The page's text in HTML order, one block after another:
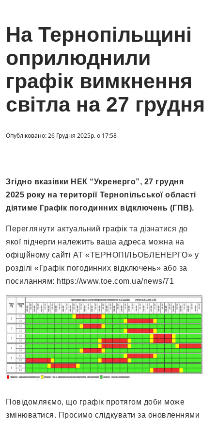
На Тернопільщині
оприлюднили
графік вимкнення
світла на 27 грудня
Опубліковано: 26 Грудня 2025р. о 17:58
Згідно вказівки НЕК “Укренерго”, 27 грудня
2025 року на території Тернопільської області
діятиме Графік погодинних відключень (ГПВ).
Переглянути актуальний графік та дізнатися до
якої підчерги належить ваша адреса можна на
офіційному сайті АТ «ТЕРНОПІЛЬОБЛЕНЕРГО» у
розділі «Графік погодинних відключень» або за
посиланням: https://www.toe.com.ua/news/71
Повідомляємо, що графік протягом доби може
змінюватися. Просимо слідкувати за оновленнями